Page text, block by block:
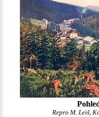
Repro M. Leiš,